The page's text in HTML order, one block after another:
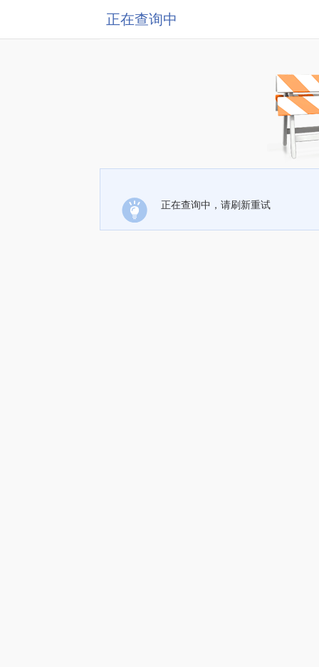
正在查询中
正在查询中，请刷新重试